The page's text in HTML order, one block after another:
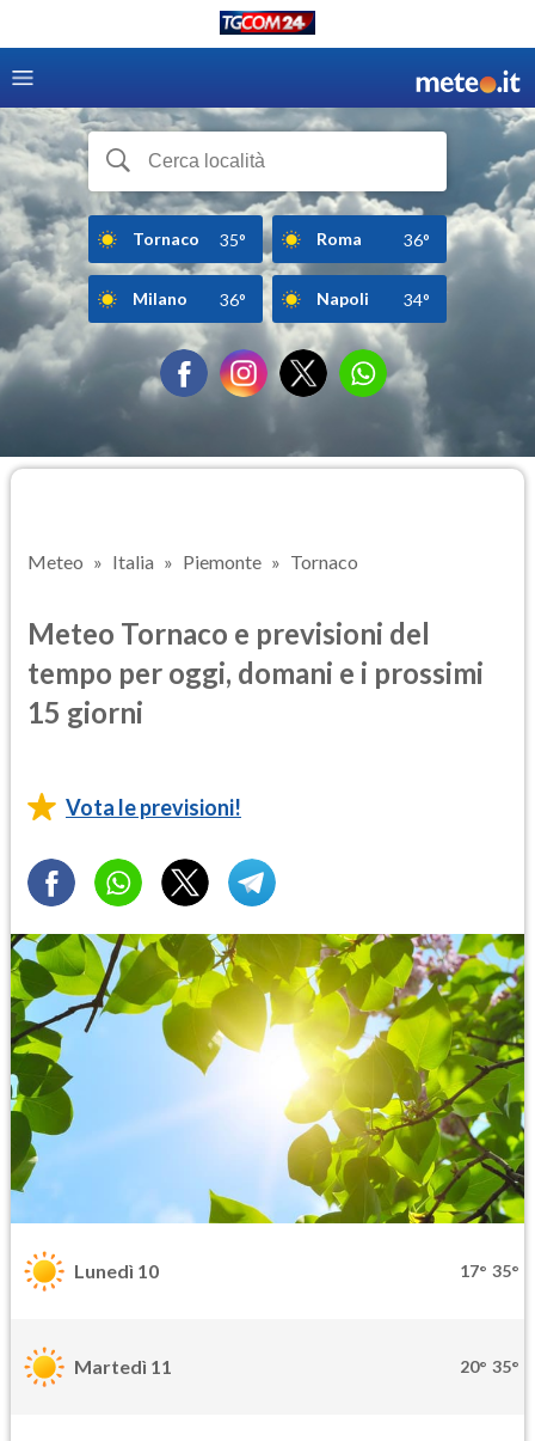
Tornaco 35° Roma 36°
Milano 36° Napoli 34°
Meteo Italia Piemonte Tornaco
Meteo Tornaco e previsioni del
tempo per oggi, domani e i prossimi
15 giorni
Vota le previsioni!
Lunedì 10 17° 35°
Martedì 11 20° 35°